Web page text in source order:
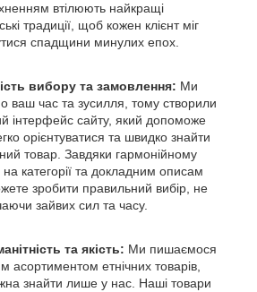
втілюють найкращі
традиції, щоб кожен клієнт міг
спадщини минулих епох.
вибору та замовлення: Ми
ваш час та зусилля, тому створили
інтерфейс сайту, який допоможе
орієнтуватися та швидко знайти
товар. Завдяки гармонійному
на категорії та докладним описам
зробити правильний вибір, не
зайвих сил та часу.
та якість: Ми пишаємося
асортиментом етнічних товарів,
знайти лише у нас. Наші товари